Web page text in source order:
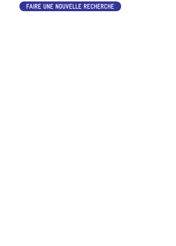
FAIRE UNE NOUVELLE RECHERCHE